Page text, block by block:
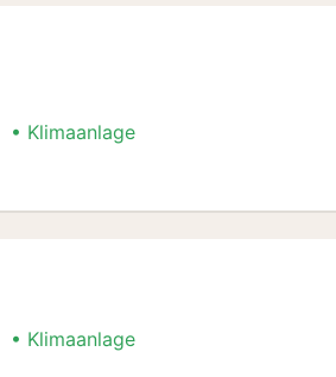
Klimaanlage
Klimaanlage